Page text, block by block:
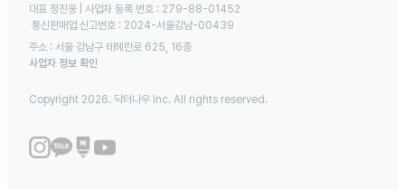
대표 정진웅 | 사업자 등록 번호 : 279-88-01452
통신판매업 신고번호 : 2024-서울강남-00439
주소 : 서울 강남구 테헤란로 625, 16층
사업자 정보 확인
Copyright 2026. 닥터나우 Inc. All rights reserved.